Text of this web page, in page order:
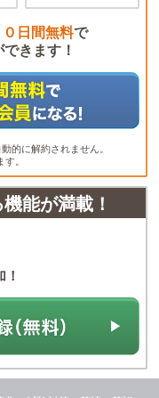
日間無料で
きます！
的に解約されません。
。
能が満載！